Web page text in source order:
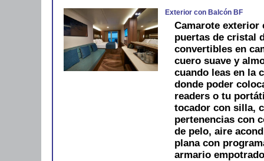
Exterior con Balcón BF
Camarote exterior
puertas de cristal
convertibles en
cuero suave y
cuando leas en la
donde poder
readers o tu
tocador con silla,
pertenencias con
de pelo, aire
plana con
armario